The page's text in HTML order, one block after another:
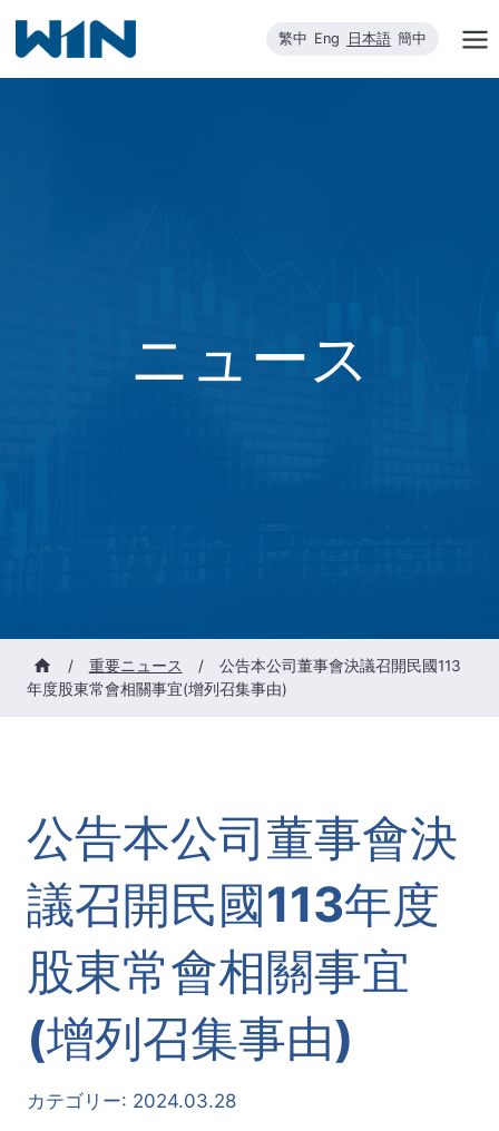
を
繁中 Eng 日本語 簡中
ニュース
/ 重要ニュース /
公告本公司董事會決議召開民國113
年度股東常會相關事宜(增列召集事由)
公告本公司董事會決
議召開民國113年度
股東常會相關事宜
(增列召集事由)
カテゴリー: 2024.03.28